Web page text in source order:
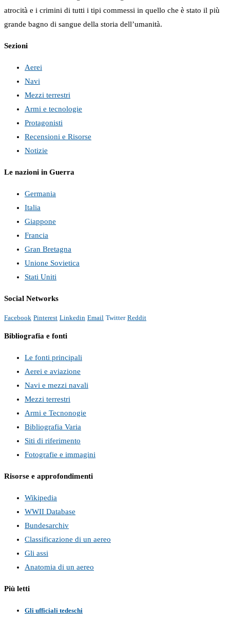
atrocità e i crimini di tutti i tipi commessi in quello che è stato il più
grande bagno di sangue della storia dell’umanità.
Sezioni
Aerei
Navi
Mezzi terrestri
Armi e tecnologie
Protagonisti
Recensioni e Risorse
Notizie
Le nazioni in Guerra
Germania
Italia
Giappone
Francia
Gran Bretagna
Unione Sovietica
Stati Uniti
Social Networks
Facebook Pinterest Linkedin Email Twitter Reddit
Bibliografia e fonti
Le fonti principali
Aerei e aviazione
Navi e mezzi navali
Mezzi terrestri
Armi e Tecnonogie
Bibliografia Varia
Siti di riferimento
Fotografie e immagini
Risorse e approfondimenti
Wikipedia
WWII Database
Bundesarchiv
Classificazione di un aereo
Gli assi
Anatomia di un aereo
Più letti
Gli ufficiali tedeschi